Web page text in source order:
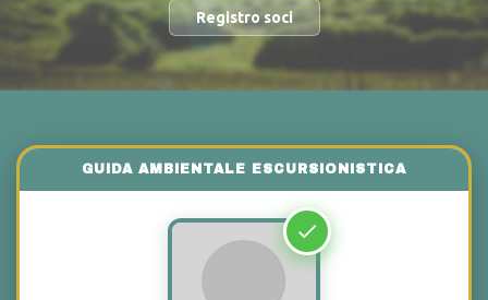
Registro soci